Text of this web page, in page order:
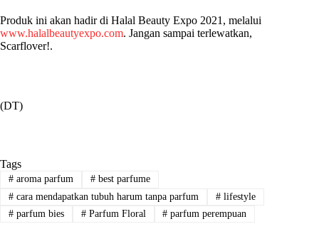
Produk ini akan hadir di Halal Beauty Expo 2021, melalui
www.halalbeautyexpo.com. Jangan sampai terlewatkan,
Scarflover!.
(DT)
Tags
#aroma parfum #best parfume
#cara mendapatkan tubuh harum tanpa parfum #lifestyle
#parfum bies #Parfum Floral # parfum perempuan